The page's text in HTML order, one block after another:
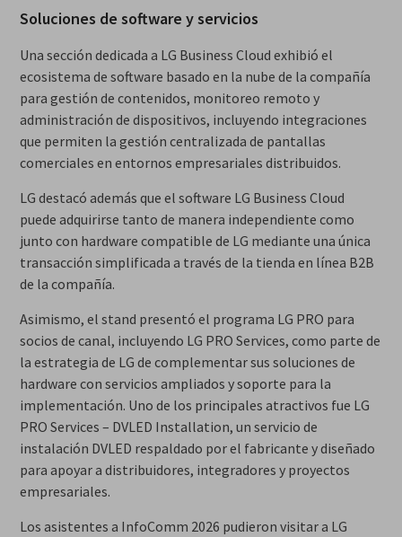
Soluciones de software y servicios
Una sección dedicada a LG Business Cloud exhibió el
ecosistema de software basado en la nube de la compañía
para gestión de contenidos, monitoreo remoto y
administración de dispositivos, incluyendo integraciones
que permiten la gestión centralizada de pantallas
comerciales en entornos empresariales distribuidos.
LG destacó además que el software LG Business Cloud
puede adquirirse tanto de manera independiente como
junto con hardware compatible de LG mediante una única
transacción simplificada a través de la tienda en línea B2B
de la compañía.
Asimismo, el stand presentó el programa LG PRO para
socios de canal, incluyendo LG PRO Services, como parte de
la estrategia de LG de complementar sus soluciones de
hardware con servicios ampliados y soporte para la
implementación. Uno de los principales atractivos fue LG
PRO Services – DVLED Installation, un servicio de
instalación DVLED respaldado por el fabricante y diseñado
para apoyar a distribuidores, integradores y proyectos
empresariales.
Los asistentes a InfoComm 2026 pudieron visitar a LG